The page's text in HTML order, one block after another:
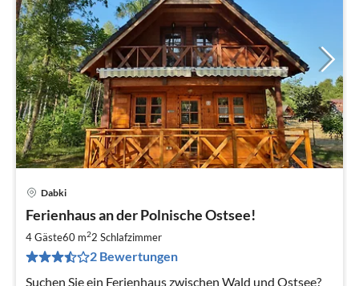
Dabki
Ferienhaus an der Polnische Ostsee!
4 Gäste60 m22 Schlafzimmer
2 Bewertungen
Suchen Sie ein Ferienhaus zwischen Wald und Ostsee?